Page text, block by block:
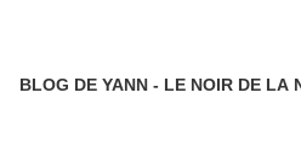
BLOG DE YANN - LE NOIR DE LA